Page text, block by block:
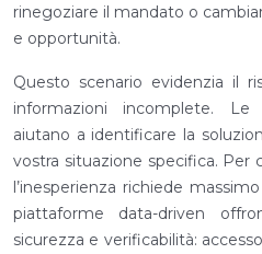
rinegoziare il mandato o
e opportunità.
Questo scenario evidenzia il
informazioni incomplete. Le
aiutano a identificare la
vostra situazione specifica. Per
l’inesperienza richiede
piattaforme data-driven
sicurezza e verificabilità: